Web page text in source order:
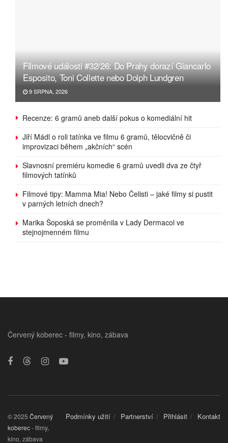
Filmové události #32/26: Do Prahy dorazí Giancarlo
Esposito, Toni Collette nebo Dolph Lundgren
9 SRPNA, 2026
Recenze: 6 gramů aneb další pokus o komediální hit
Jiří Mádl o roli tatínka ve filmu 6 gramů, tělocvičně či
improvizaci během „akčních“ scén
Slavnosní premiéru komedie 6 gramů uvedli dva ze čtyř
filmových tatínků
Filmové tipy: Mamma Mia! Nebo Čelisti – jaké filmy si pustit
v parných letních dnech?
Marika Šoposká se proměnila v Lady Dermacol ve
stejnojmenném filmu
Červený koberec - filmy, kino, zábava
Podmínky užití Partnerství Přihlásit Kontakt
© 2025 Červený
koberec- filmy,
kino, zábava